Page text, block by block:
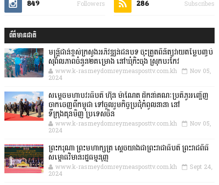
849 Followers 286 Subscribes
ព័ត៌មានជាតិ
មន្ត្រីជាន់ខ្ពស់ក្រសួងអភិវឌ្ឍន៍ជនបទ ចុះត្រួតពិនិត្យវាយតម្លៃបញ្ចប់
សុពលភាពចំនួន២គម្រោង នៅឃុំកិះចុង ស្រុកបរកែវ
www.k-rasmeydomreymeasposttv.com.kh Nov 05,
2024
សម្តេចមហាបវរធិបតី ហ៊ុន ម៉ាណែត ដឹកនាំគណៈប្រតិភូអញ្ជើញ
ចាកចេញពីកម្ពុជា ទៅចូលរួមកិច្ចប្រជុំកំពូលនានា នៅ
ទីក្រុងគុនមិញ ប្រទេសចិន
www.k-rasmeydomreymeasposttv.com.kh Nov 05,
2024
ព្រះករុណា ព្រះមហាក្សត្រ ស្តេចយាងជាព្រះរាជាធិបតី ព្រះរាជពិធី
សម្ពោធវិមានរដ្ឋធម្មនុញ្ញ
www.k-rasmeydomreymeasposttv.com.kh Sept 24,
2024